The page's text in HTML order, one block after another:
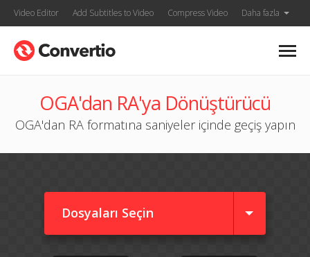
Video Editor Add Subtitles to Video Compress Video Daha fazla
OGA'dan RA'ya Dönüştürücü
OGA'dan RA formatına saniyeler içinde geçiş yapın
Dosyaları Seçin